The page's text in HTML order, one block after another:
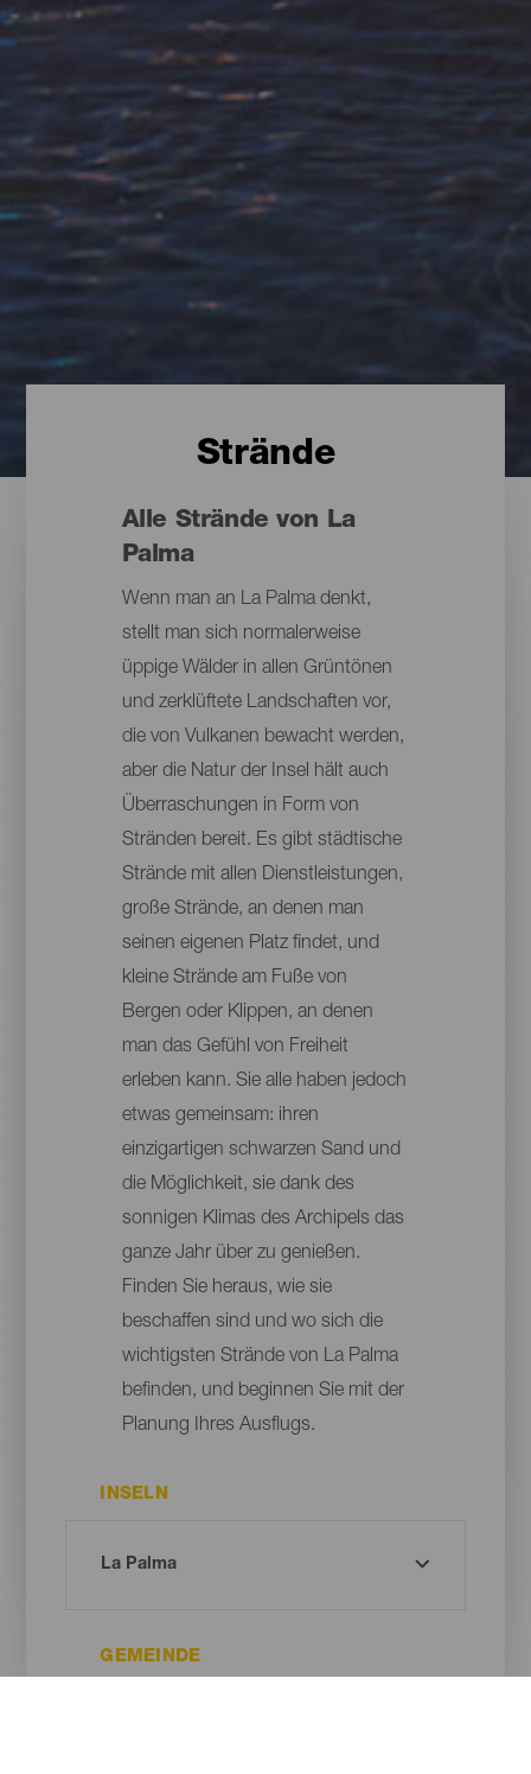
Strände
Alle Strände von La
Palma
Wenn man an La Palma denkt,
stellt man sich normalerweise
üppige Wälder in allen Grüntönen
und zerklüftete Landschaften vor,
die von Vulkanen bewacht werden,
aber die Natur der Insel hält auch
Überraschungen in Form von
Stränden bereit. Es gibt städtische
Strände mit allen Dienstleistungen,
große Strände, an denen man
seinen eigenen Platz findet, und
kleine Strände am Fuße von
Bergen oder Klippen, an denen
man das Gefühl von Freiheit
erleben kann. Sie alle haben jedoch
etwas gemeinsam: ihren
einzigartigen schwarzen Sand und
die Möglichkeit, sie dank des
sonnigen Klimas des Archipels das
ganze Jahr über zu genießen.
Finden Sie heraus, wie sie
beschaffen sind und wo sich die
wichtigsten Strände von La Palma
befinden, und beginnen Sie mit der
Planung Ihres Ausflugs.
INSELN
GEMEINDE